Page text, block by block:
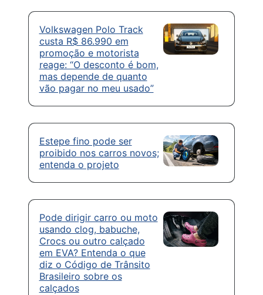
Volkswagen Polo Track
custa R$ 86.990 em
promoção e motorista
reage: “O desconto é bom,
mas depende de quanto
vão pagar no meu usado”
Estepe fino pode ser
proibido nos carros novos;
entenda o projeto
Pode dirigir carro ou moto
usando clog, babuche,
Crocs ou outro calçado
em EVA? Entenda o que
diz o Código de Trânsito
Brasileiro sobre os
calçados